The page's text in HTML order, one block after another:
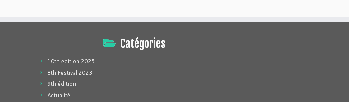
Catégories
10th edition 2025
8th Festival 2023
9th édition
Actualité